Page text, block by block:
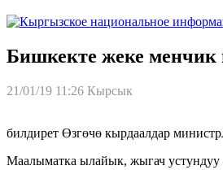
Бишкекте жеке
21/01/19 11:26 Кырсык
билдирет Өзгөчө кырдаалдар
Маалыматка ылайык, жыгач устундуу